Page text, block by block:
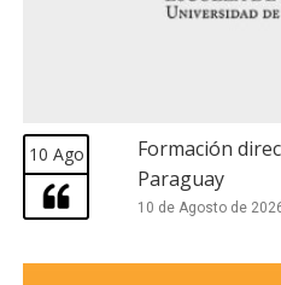
10 Ago
Formación
Paraguay
10 de Agosto de